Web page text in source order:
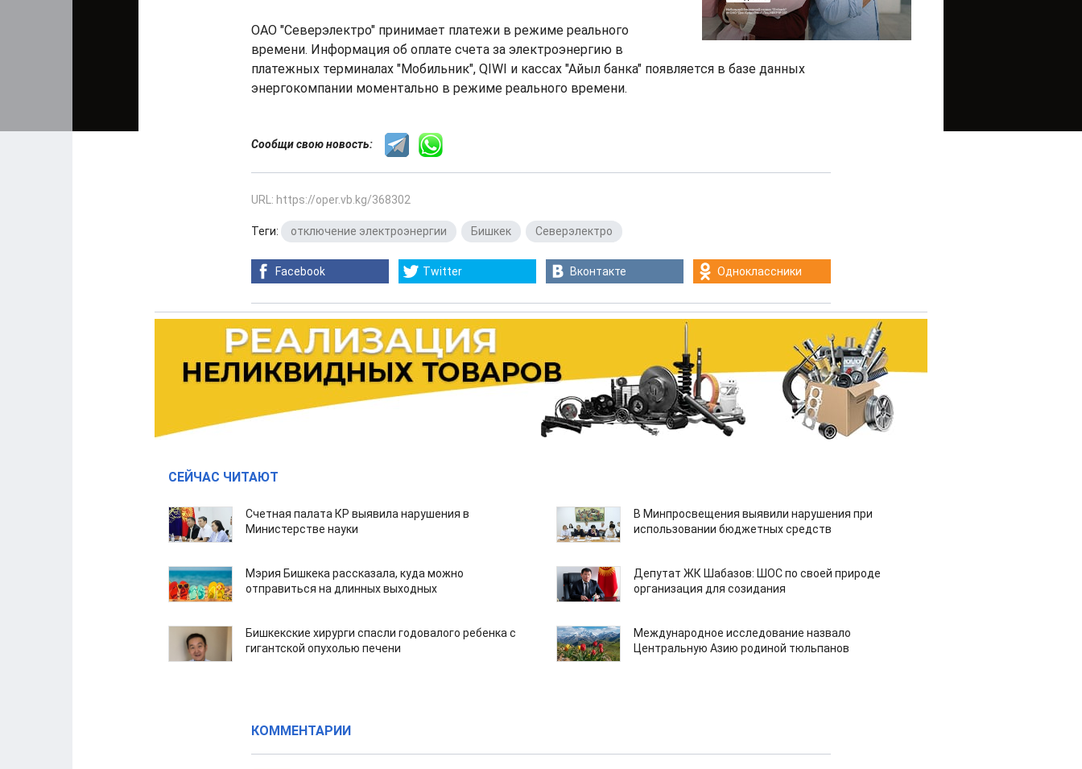
ОАО "Северэлектро" принимает платежи в режиме реального
времени. Информация об оплате счета за электроэнергию в
платежных терминалах "Мобильник", QIWI и кассах "Айыл банка" появляется в базе данных
энергокомпании моментально в режиме реального времени.
Сообщи свою новость:
URL: https://oper.vb.kg/368302
Теги: отключение электроэнергии Бишкек Северэлектро
Facebook Twitter Вконтакте Одноклассники
СЕЙЧАС ЧИТАЮТ
Счетная палата КР выявила нарушения в
Министерстве науки
В Минпросвещения выявили нарушения при
использовании бюджетных средств
Мэрия Бишкека рассказала, куда можно
отправиться на длинных выходных
Депутат ЖК Шабазов: ШОС по своей природе
организация для созидания
Бишкекские хирурги спасли годовалого ребенка с
гигантской опухолью печени
Международное исследование назвало
Центральную Азию родиной тюльпанов
КОММЕНТАРИИ